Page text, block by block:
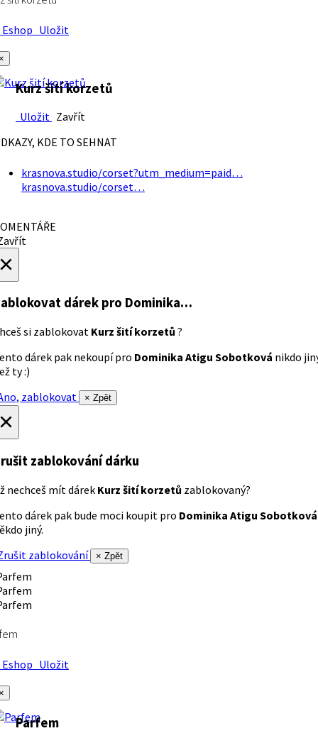
Uložit
Kurz šití korzetů
Uložit Zavřít
KDE TO SEHNAT
krasnova.studio/corset?utm_medium=paid…
krasnova.studio/corset…
dárek pro Dominika…
si zablokovat Kurz šití korzetů ?
dárek pak nekoupí pro Dominika Atigu Sobotková nikdo
ty :)
zablokovat
× Zpět
zablokování dárku
nechceš mít dárek Kurz šití korzetů zablokovaný?
dárek pak bude moci koupit pro Dominika Atigu Sobotková
jiný.
zablokování
× Zpět
Uložit
Parfem